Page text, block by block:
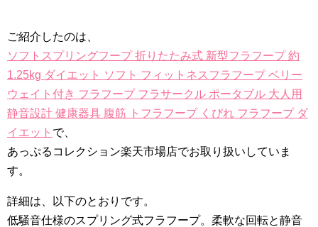
ご紹介したのは、
ソフトスプリングフープ 折りたたみ式 新型フラフープ 約
1.25kg ダイエット ソフト フィットネスフラフープ ベリー
ウェイト付き フラフープ フラサークル ポータブル 大人用
静音設計 健康器具 腹筋 トフラフープ くびれ フラフープ ダ
イエット で、
あっぷるコレクション楽天市場店でお取り扱いしていま
す。
詳細は、以下のとおりです。
低騒音仕様のスプリング式フラフープ。柔軟な回転と静音